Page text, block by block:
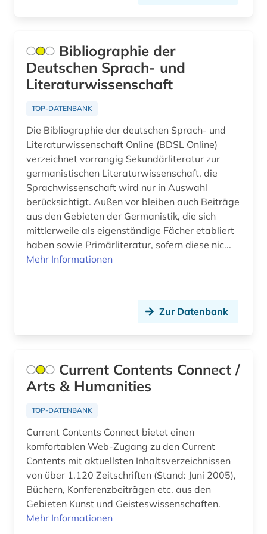
anthologie (9)
anthropogeographie (1)
anthroposophie (1)
anthropozän (1)
antijüdische propaganda (1)
antike (6)
antisemitismusforschung (1)
anwendungssoftware (1)
anästhesie (1)
apologetik (1)
aquakultur (10)
aquarell (1)
arabisch (6)
arabische schrift (1)
Moldawien (6)
Monaco (1)
Niederlande (12)
Niedersachsen (4)
Nordamerika (6)
Nordrhein-Westfalen (5)
Norwegen (29)
Oesterreich (30)
Palaestina (2)
Portugal (7)
Rheinland-Pfalz (4)
Roemisches Reich (8)
Rumänien (6)
Bibliographie der
Deutschen Sprach- und
Literaturwissenschaft
TOP-DATENBANK
Die Bibliographie der deutschen Sprach- und
Literaturwissenschaft Online (BDSL Online)
verzeichnet vorrangig Sekundärliteratur zur
germanistischen Literaturwissenschaft, die
Sprachwissenschaft wird nur in Auswahl
berücksichtigt. Außen vor bleiben auch Beiträge
aus den Gebieten der Germanistik, die sich
mittlerweile als eigenständige Fächer etabliert
haben sowie Primärliteratur, sofern diese nic...
Mehr Informationen
Zur Datenbank
Current Contents Connect /
Arts & Humanities
TOP-DATENBANK
Current Contents Connect bietet einen
komfortablen Web-Zugang zu den Current
Contents mit aktuellsten Inhaltsverzeichnissen
von über 1.120 Zeitschriften (Stand: Juni 2005),
Büchern, Konferenzbeiträgen etc. aus den
Gebieten Kunst und Geisteswissenschaften.
Mehr Informationen